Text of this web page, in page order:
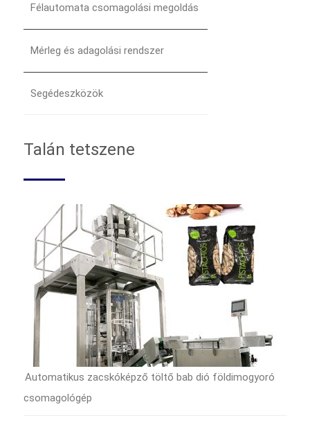
Félautomata csomagolási megoldás
Mérleg és adagolási rendszer
Segédeszközök
Talán tetszene
Automatikus zacskóképző töltő bab dió földimogyoró
csomagológép